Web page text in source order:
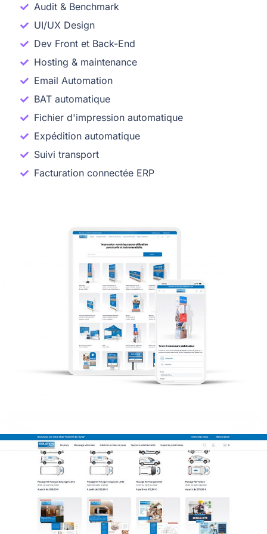
Audit & Benchmark
UI/UX Design
Dev Front et Back-End
Hosting & maintenance
Email Automation
BAT automatique
Fichier d'impression automatique
Expédition automatique
Suivi transport
Facturation connectée ERP